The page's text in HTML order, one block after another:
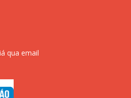
qua email